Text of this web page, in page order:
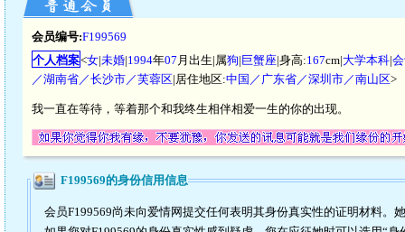
会员编号:F199569
个人档案<女|未婚|1994年07 月出生|属狗| 巨蟹座|身高:167cm|大学本科|
／湖南省／长沙市／芙蓉区|居住地区:中国／广东省／深圳市／南山区>
我一直在等待，等着那个和我终生相伴相爱一生的你的出现。
F199569的身份信用信息
会员F199569尚未向爱情网提交任何表明其身份真实性的证明材料。